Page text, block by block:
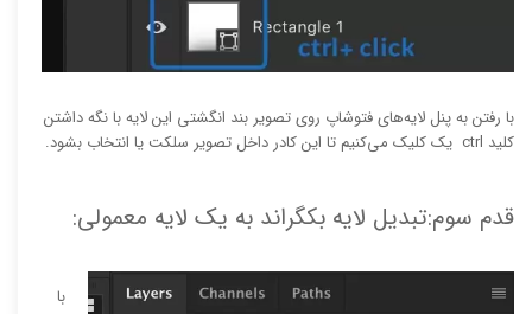
با رفتن به پنل لایه‌های فتوشاپ روی تصویر بند انگشتی این لایه با نگه داشتن
کلید ctrl یک کلیک می‌کنیم تا این کادر داخل تصویر سلکت یا انتخاب بشود.
قدم سوم:تبدیل لایه بکگراند به یک لایه معمولی:
با